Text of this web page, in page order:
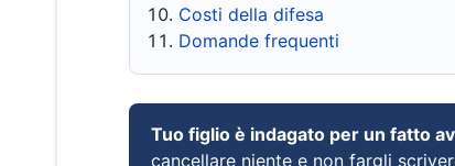
Costi della difesa
Domande frequenti
Tuo figlio è indagato per un fatto
cancellare niente e non fargli